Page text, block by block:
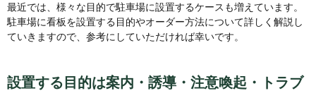
最近では、様々な目的で駐車場に設置するケースも増えています。
駐車場に看板を設置する目的やオーダー方法について詳しく解説し
ていきますので、参考にしていただければ幸いです。
設置する目的は案内・誘導・注意喚起・トラブ